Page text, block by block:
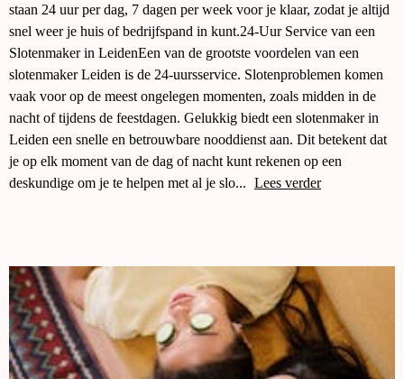
staan 24 uur per dag, 7 dagen per week voor je klaar, zodat je altijd
snel weer je huis of bedrijfspand in kunt.24-Uur Service van een
Slotenmaker in LeidenEen van de grootste voordelen van een
slotenmaker Leiden is de 24-uursservice. Slotenproblemen komen
vaak voor op de meest ongelegen momenten, zoals midden in de
nacht of tijdens de feestdagen. Gelukkig biedt een slotenmaker in
Leiden een snelle en betrouwbare nooddienst aan. Dit betekent dat
je op elk moment van de dag of nacht kunt rekenen op een
deskundige om je te helpen met al je slo... Lees verder